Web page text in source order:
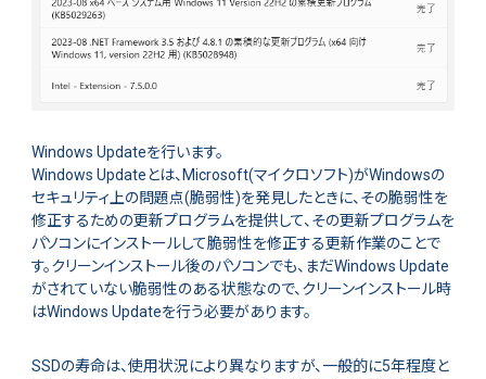
Windows Updateを行います。
Windows Updateとは、Microsoft(マイクロソフト)がWindowsの
セキュリティ上の問題点(脆弱性)を発見したときに、その脆弱性を
修正するための更新プログラムを提供して、その更新プログラムを
パソコンにインストールして脆弱性を修正する更新作業のことで
す。クリーンインストール後のパソコンでも、まだWindows Update
がされていない脆弱性のある状態なので、クリーンインストール時
はWindows Updateを行う必要があります。
SSDの寿命は、使用状況により異なりますが、一般的に5年程度と